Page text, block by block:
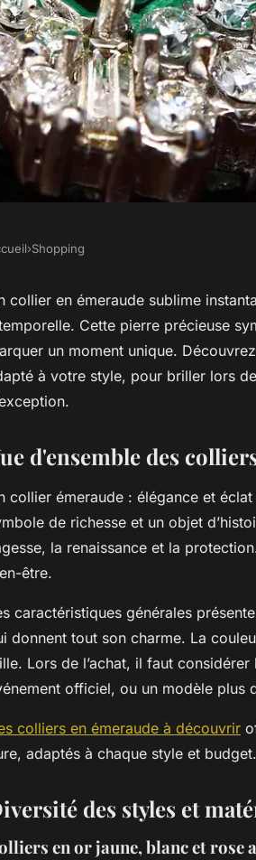
: élégance
spéciales
›Shopping
collier en émeraude sublime
Cette pierre précieuse
un moment unique.
à votre style, pour briller lors
d'ensemble des
collier émeraude : élégance et
de richesse et un objet
la renaissance et la
être.
caractéristiques générales
donnent tout son charme. La
Lors de l’achat, il faut
officiel, ou un modèle plus
colliers en émeraude à découvrir
adaptés à chaque style et budget.
des styles et
en or jaune, blanc et rose